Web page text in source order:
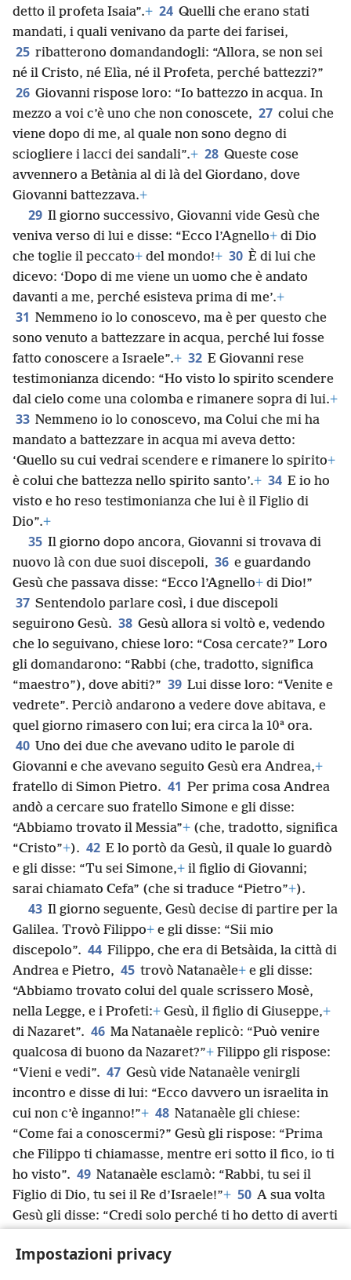
Impostazioni privacy
detto il profeta Isaia”.+ 24 Quelli che erano stati
mandati, i quali venivano da parte dei farisei,
25 ribatterono domandandogli: “Allora, se non sei
né il Cristo, né Elìa, né il Profeta, perché battezzi?”
26 Giovanni rispose loro: “Io battezzo in acqua. In
mezzo a voi c’è uno che non conoscete, 27 colui che
viene dopo di me, al quale non sono degno di
sciogliere i lacci dei sandali”.+ 28 Queste cose
avvennero a Betània al di là del Giordano, dove
Giovanni battezzava.+
29 Il giorno successivo, Giovanni vide Gesù che
veniva verso di lui e disse: “Ecco l’Agnello+ di Dio
che toglie il peccato+ del mondo!+ 30 È di lui che
dicevo: ‘Dopo di me viene un uomo che è andato
davanti a me, perché esisteva prima di me’.+
31 Nemmeno io lo conoscevo, ma è per questo che
sono venuto a battezzare in acqua, perché lui fosse
fatto conoscere a Israele”.+ 32 E Giovanni rese
testimonianza dicendo: “Ho visto lo spirito scendere
dal cielo come una colomba e rimanere sopra di lui.+
33 Nemmeno io lo conoscevo, ma Colui che mi ha
mandato a battezzare in acqua mi aveva detto:
‘Quello su cui vedrai scendere e rimanere lo spirito+
è colui che battezza nello spirito santo’.+ 34 E io ho
visto e ho reso testimonianza che lui è il Figlio di
Dio”.+
35 Il giorno dopo ancora, Giovanni si trovava di
nuovo là con due suoi discepoli, 36 e guardando
Gesù che passava disse: “Ecco l’Agnello+ di Dio!”
37 Sentendolo parlare così, i due discepoli
seguirono Gesù. 38 Gesù allora si voltò e, vedendo
che lo seguivano, chiese loro: “Cosa cercate?” Loro
gli domandarono: “Rabbi (che, tradotto, significa
“maestro”), dove abiti?” 39 Lui disse loro: “Venite e
vedrete”. Perciò andarono a vedere dove abitava, e
quel giorno rimasero con lui; era circa la 10ª ora.
40 Uno dei due che avevano udito le parole di
Giovanni e che avevano seguito Gesù era Andrea,+
fratello di Simon Pietro. 41 Per prima cosa Andrea
andò a cercare suo fratello Simone e gli disse:
“Abbiamo trovato il Messia”+ (che, tradotto, significa
“Cristo”+). 42 E lo portò da Gesù, il quale lo guardò
e gli disse: “Tu sei Simone,+ il figlio di Giovanni;
sarai chiamato Cefa” (che si traduce “Pietro”+).
43 Il giorno seguente, Gesù decise di partire per la
Galilea. Trovò Filippo+ e gli disse: “Sii mio
discepolo”. 44 Filippo, che era di Betsàida, la città di
Andrea e Pietro, 45 trovò Natanaèle+ e gli disse:
“Abbiamo trovato colui del quale scrissero Mosè,
nella Legge, e i Profeti:+ Gesù, il figlio di Giuseppe,+
di Nazaret”. 46 Ma Natanaèle replicò: “Può venire
qualcosa di buono da Nazaret?”+ Filippo gli rispose:
“Vieni e vedi”. 47 Gesù vide Natanaèle venirgli
incontro e disse di lui: “Ecco davvero un israelita in
cui non c’è inganno!”+ 48 Natanaèle gli chiese:
“Come fai a conoscermi?” Gesù gli rispose: “Prima
che Filippo ti chiamasse, mentre eri sotto il fico, io ti
ho visto”. 49 Natanaèle esclamò: “Rabbi, tu sei il
Figlio di Dio, tu sei il Re d’Israele!”+ 50 A sua volta
Gesù gli disse: “Credi solo perché ti ho detto di averti
51 E aggiunse: “In verità, sì, in verità vi dico: